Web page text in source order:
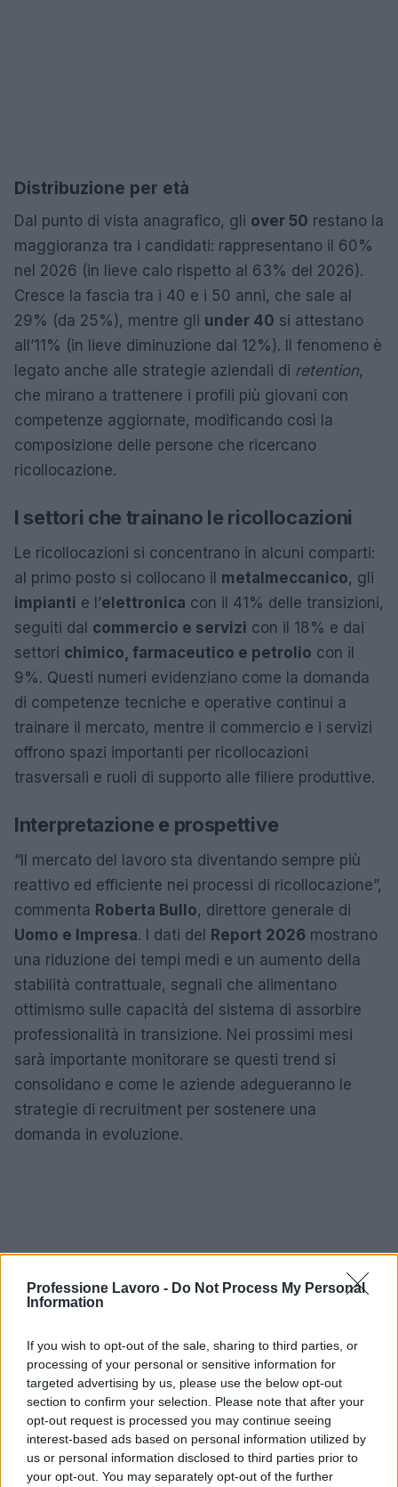
Professione Lavoro - Do Not Process My Personal
Information
If you wish to opt-out of the sale, sharing to third parties, or
processing of your personal or sensitive information for
targeted advertising by us, please use the below opt-out
section to confirm your selection. Please note that after your
opt-out request is processed you may continue seeing
interest-based ads based on personal information utilized by
us or personal information disclosed to third parties prior to
your opt-out. You may separately opt-out of the further
Distribuzione per età
Dal punto di vista anagrafico, gli over 50 restano la
maggioranza tra i candidati: rappresentano il 60%
nel 2026 (in lieve calo rispetto al 63% del 2026).
Cresce la fascia tra i 40 e i 50 anni, che sale al
29% (da 25%), mentre gli under 40 si attestano
all’11% (in lieve diminuzione dal 12%). Il fenomeno è
legato anche alle strategie aziendali di retention,
che mirano a trattenere i profili più giovani con
competenze aggiornate, modificando così la
composizione delle persone che ricercano
ricollocazione.
I settori che trainano le ricollocazioni
Le ricollocazioni si concentrano in alcuni comparti:
al primo posto si collocano il metalmeccanico, gli
impianti e l’elettronica con il 41% delle transizioni,
seguiti dal commercio e servizi con il 18% e dai
settori chimico, farmaceutico e petrolio con il
9%. Questi numeri evidenziano come la domanda
di competenze tecniche e operative continui a
trainare il mercato, mentre il commercio e i servizi
offrono spazi importanti per ricollocazioni
trasversali e ruoli di supporto alle filiere produttive.
Interpretazione e prospettive
“Il mercato del lavoro sta diventando sempre più
reattivo ed efficiente nei processi di ricollocazione”,
commenta Roberta Bullo, direttore generale di
Uomo e Impresa. I dati del Report 2026 mostrano
una riduzione dei tempi medi e un aumento della
stabilità contrattuale, segnali che alimentano
ottimismo sulle capacità del sistema di assorbire
professionalità in transizione. Nei prossimi mesi
sarà importante monitorare se questi trend si
consolidano e come le aziende adegueranno le
strategie di recruitment per sostenere una
domanda in evoluzione.